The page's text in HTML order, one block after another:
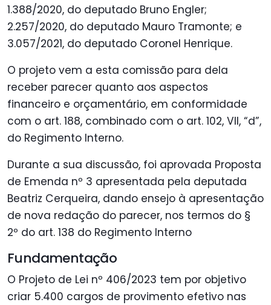
1.388/2020, do deputado Bruno Engler;
2.257/2020, do deputado Mauro Tramonte; e
3.057/2021, do deputado Coronel Henrique.
O projeto vem a esta comissão para dela
receber parecer quanto aos aspectos
financeiro e orçamentário, em conformidade
com o art. 188, combinado com o art. 102, VII, “d”,
do Regimento Interno.
Durante a sua discussão, foi aprovada Proposta
de Emenda nº 3 apresentada pela deputada
Beatriz Cerqueira, dando ensejo à apresentação
de nova redação do parecer, nos termos do §
2º do art. 138 do Regimento Interno
Fundamentação
O Projeto de Lei nº 406/2023 tem por objetivo
criar 5.400 cargos de provimento efetivo nas